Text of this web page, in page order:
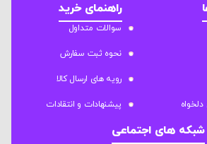
راهنمای خرید
سوالات متداول
نحوه ثبت سفارش
رویه های ارسال کالا
پیشنهادات و انتقادات
شبکه های اجتماعی